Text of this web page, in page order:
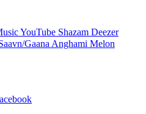
YouTube Shazam Deezer
Gaana Anghami Melon